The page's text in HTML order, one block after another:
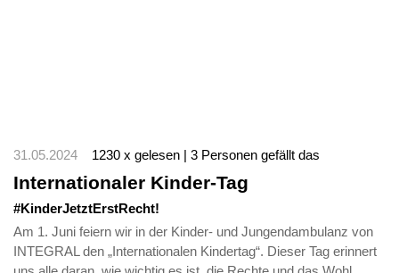
31.05.2024 1230 x gelesen | 3 Personen gefällt das
Internationaler Kinder-Tag
#KinderJetztErstRecht!
Am 1. Juni feiern wir in der Kinder- und Jungendambulanz von
INTEGRAL den „Internationalen Kindertag“. Dieser Tag erinnert